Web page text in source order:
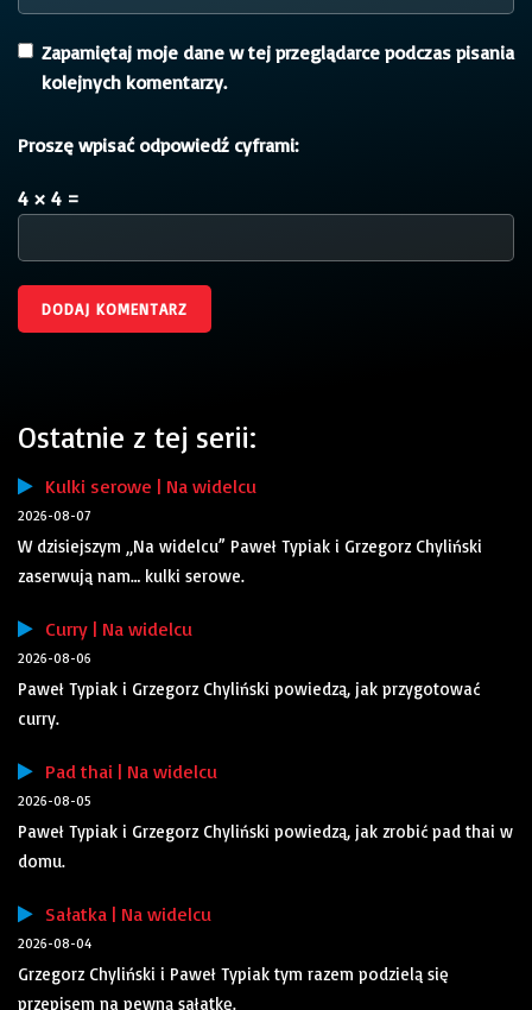
Zapamiętaj moje dane w tej przeglądarce podczas pisania
kolejnych komentarzy.
Proszę wpisać odpowiedź cyframi:
4 × 4 =
Ostatnie z tej serii:
Kulki serowe | Na widelcu
2026-08-07
W dzisiejszym „Na widelcu” Paweł Typiak i Grzegorz Chyliński
zaserwują nam… kulki serowe.
Curry | Na widelcu
2026-08-06
Paweł Typiak i Grzegorz Chyliński powiedzą, jak przygotować
curry.
Pad thai | Na widelcu
2026-08-05
Paweł Typiak i Grzegorz Chyliński powiedzą, jak zrobić pad thai w
domu.
Sałatka | Na widelcu
2026-08-04
Grzegorz Chyliński i Paweł Typiak tym razem podzielą się
przepisem na pewną sałatkę.